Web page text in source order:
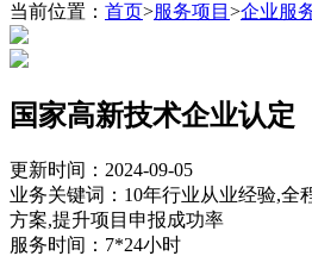
当前位置： 首页>服务项目 >企业服
国家高新技术企业认定
更新时间：2024-09-05
业务关键词：10年行业从业经验,全
方案,提升项目申报成功率
服务时间：7*24小时